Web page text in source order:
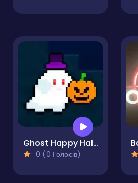
Ghost Happy Halloween TwoPlayer
0 (0 Голосів)